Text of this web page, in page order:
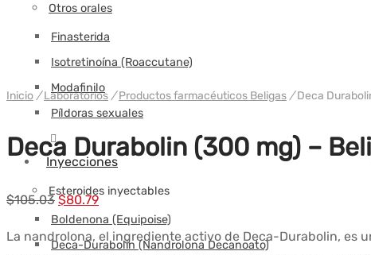
Otros orales
Finasterida
Isotretinoína (Roaccutane)
Modafinilo
Píldoras sexuales
Inyecciones
Esteroides inyectables
Boldenona (Equipoise)
Deca-Durabolin (Nandrolona Decanoato)
Inicio / Laboratorios / Productos farmacéuticos Beligas /Deca
Deca Durabolin (300 mg) –
$105.03El
precio
original
$80.79El
precio
actual
La nandrolona, el ingrediente activo de Deca-Durabolin, es